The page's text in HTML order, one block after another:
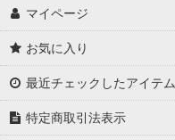
マイページ
お気に入り
最近チェックしたアイテム
特定商取引法表示